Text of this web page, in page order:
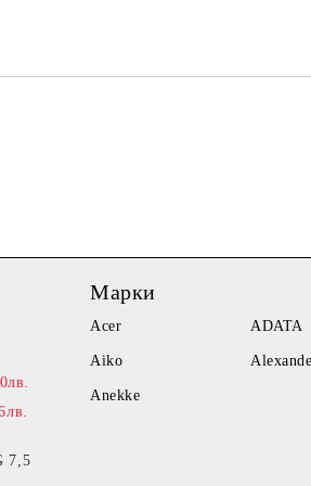
7,5
Марки
Acer ADATA
Aiko
Anekke